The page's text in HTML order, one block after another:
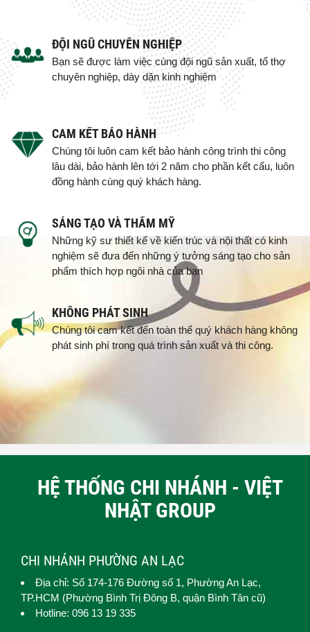
ĐỘI NGŨ CHUYÊN NGHIỆP
Bạn sẽ được làm việc cùng đội ngũ sản xuất, tổ thợ
chuyên nghiệp, dày dặn kinh nghiệm
CAM KẾT BẢO HÀNH
Chúng tôi luôn cam kết bảo hành công trình thi công
lâu dài, bảo hành lên tới 2 năm cho phần kết cấu, luôn
đồng hành cùng quý khách hàng.
SÁNG TẠO VÀ THẨM MỸ
Những kỹ sư thiết kế về kiến trúc và nội thất có kinh
nghiệm sẽ đưa đến những ý tưởng sáng tạo cho sản
phẩm thích hợp ngôi nhà của bạn
KHÔNG PHÁT SINH
Chúng tôi cam kết đến toàn thể quý khách hàng không
phát sinh phí trong quá trình sản xuất và thi công.
HỆ THỐNG CHI NHÁNH - VIỆT
NHẬT GROUP
CHI NHÁNH PHƯỜNG AN LẠC
Địa chỉ: Số 174-176 Đường số 1, Phường An Lạc,
TP.HCM (Phường Bình Trị Đông B, quận Bình Tân cũ)
Hotline: 096 13 19 335